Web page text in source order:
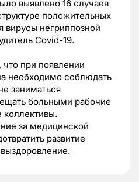
выявлено 16 случаев
положительных
вирусы негриппозной
Covid-19.
при появлении
необходимо соблюдать
заниматься
больными рабочие
коллективы.
за медицинской
развитие